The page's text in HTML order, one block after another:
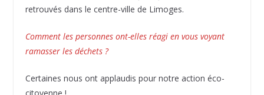
retrouvés dans le centre-ville de Limoges.
Comment les personnes ont-elles réagi en vous voyant
ramasser les déchets ?
Certaines nous ont applaudis pour notre action éco-